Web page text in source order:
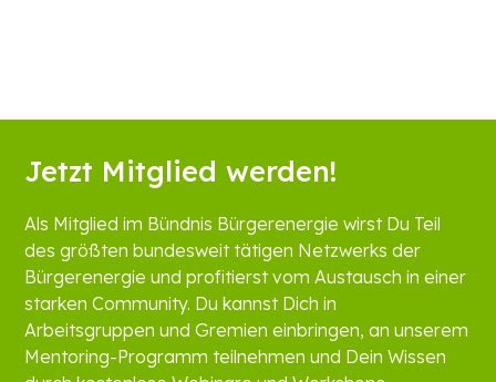
Jetzt Mitglied werden!
Als Mitglied im Bündnis Bürgerenergie wirst Du Teil
des größten bundesweit tätigen Netzwerks der
Bürgerenergie und profitierst vom Austausch in einer
starken Community. Du kannst Dich in
Arbeitsgruppen und Gremien einbringen, an unserem
Mentoring-Programm teilnehmen und Dein Wissen